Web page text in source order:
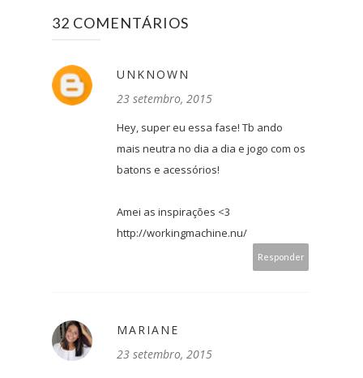
32 COMENTÁRIOS
UNKNOWN
23 setembro, 2015
Hey, super eu essa fase! Tb ando
mais neutra no dia a dia e jogo com os
batons e acessórios!
Amei as inspirações <3
http://workingmachine.nu/
Responder
MARIANE
23 setembro, 2015